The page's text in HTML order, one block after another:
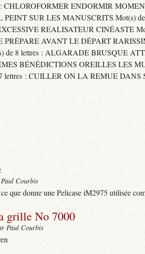
: CHLOROFORMER ENDORMIR
SUR LES MANUSCRITS Mot(s) de
REALISATEUR CINÉASTE
PRÉPARE AVANT LE DÉPART
de 8 lettres : ALGARADE BRUSQUE
BÉNÉDICTIONS OREILLES LES
lettres : CUILLER ON LA REMUE DANS
Courbis
que donne une Pelicase iM2975 utilisée
grille No 7000
Paul Courbis